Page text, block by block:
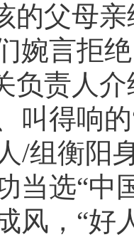
的父母
婉言拒
负责人
叫得响
/组衡阳
当选“中
风，“好